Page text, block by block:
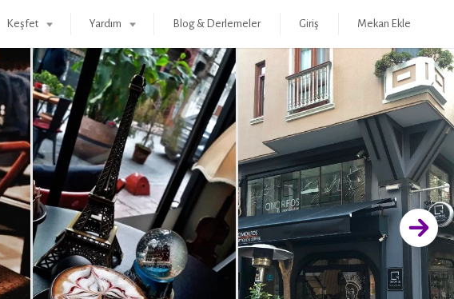
Keşfet Yardım Blog & Derlemeler Giriş Mekan Ekle